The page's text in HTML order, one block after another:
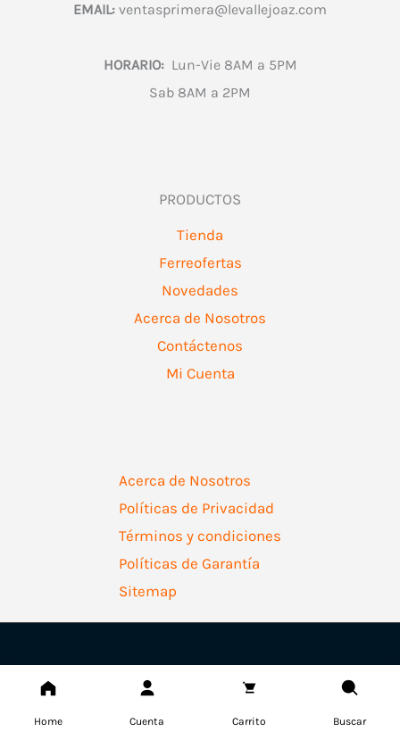
EMAIL: ventasprimera@levallejoaz.com
HORARIO:Lun-Vie 8AM a 5PM
Sab 8AM a 2PM
PRODUCTOS
Tienda
Ferreofertas
Novedades
Acerca de Nosotros
Contáctenos
Mi Cuenta
Acerca de Nosotros
Políticas de Privacidad
Términos y condiciones
Políticas de Garantía
Sitemap
Home Cuenta Carrito Buscar